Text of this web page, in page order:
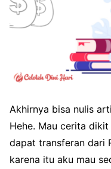
Akhirnya bisa nulis
Hehe. Mau cerita
dapat transferan dari
karena itu aku mau